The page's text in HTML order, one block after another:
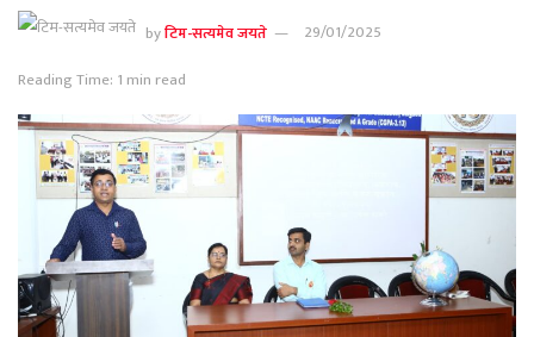
byटिम-सत्यमेव जयते
29/01/2025
Reading Time: 1 min read